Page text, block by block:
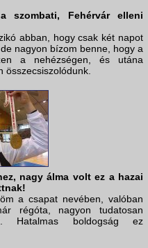
Fehérvár elleni
abban, hogy csak két napot
nagyon bízom benne, hogy a
a nehézségen, és utána
összecsiszolódunk.
nagy álma volt ez a hazai
a csapat nevében, valóban
régóta, nagyon tudatosan
Hatalmas boldogság ez